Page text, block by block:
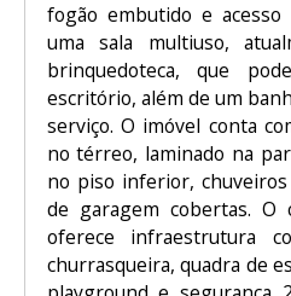
fogão embutido e
uma sala multiuso,
brinquedoteca, que
escritório, além de um
serviço. O imóvel conta
no térreo, laminado na
no piso inferior,
de garagem cobertas. O
oferece infraestrutura
churrasqueira, quadra de